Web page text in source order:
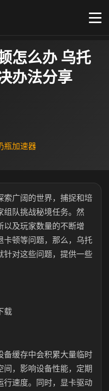
怎么办 乌托
办法分享
瓶加速器
索广阔的世界，捕捉和培
组队挑战秘境任务。然
以及玩家数量的不断增
卡顿等问题，那么，乌托
针对这些问题，提供一些
载
备缓存中会积累大量临时
，影响设备性能， 定期
行速度。同时，显卡驱动